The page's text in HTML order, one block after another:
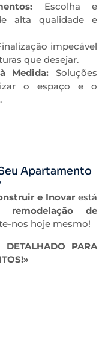
Escolha e
alta qualidade e
impecável
que desejar.
Medida: Soluções
o espaço e o
Apartamento
e Inovar está
remodelação de
nos hoje mesmo!
PARA